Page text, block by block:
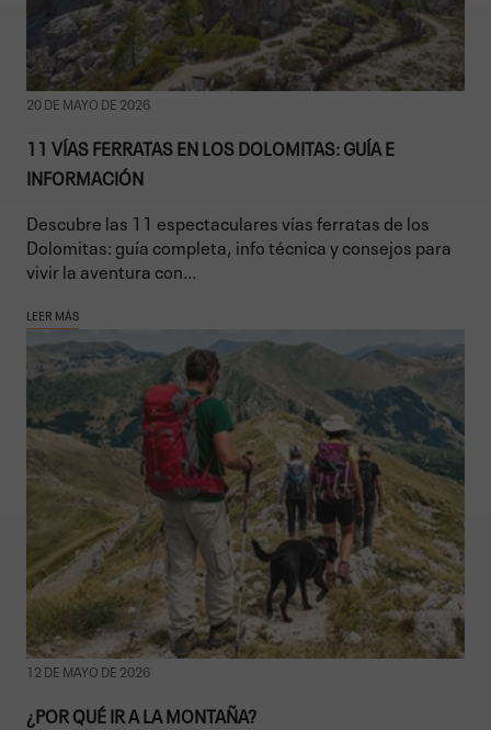
20 DE MAYO DE 2026
11 VÍAS FERRATAS EN LOS DOLOMITAS: GUÍA E
INFORMACIÓN
Descubre las 11 espectaculares vías ferratas de los
Dolomitas: guía completa, info técnica y consejos para
vivir la aventura con...
LEER MÁS
12 DE MAYO DE 2026
¿POR QUÉ IR A LA MONTAÑA?